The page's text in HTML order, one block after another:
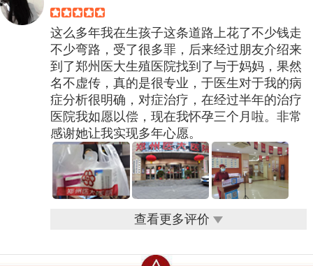
这么多年我在生孩子这条道路上花了不少钱走
不少弯路，受了很多罪，后来经过朋友介绍来
到了郑州医大生殖医院找到了与于妈妈，果然
名不虚传，真的是很专业，于医生对于我的病
症分析很明确，对症治疗，在经过半年的治疗
医院我如愿以偿，现在我怀孕三个月啦。非常
感谢她让我实现多年心愿。
查看更多评价